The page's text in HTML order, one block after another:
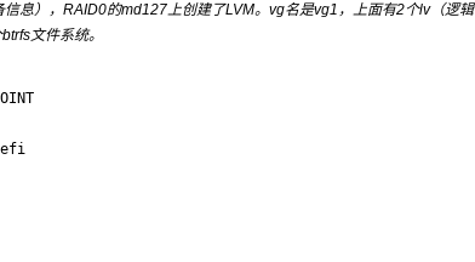
息），RAID0的md127上创建了LVM。vg名是vg1，上面有2个lv（逻辑
文件系统。